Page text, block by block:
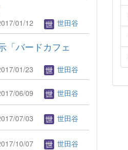
01/12 世田谷
「バードカフェ
01/23 世田谷
06/09 世田谷
07/03 世田谷
10/07 世田谷